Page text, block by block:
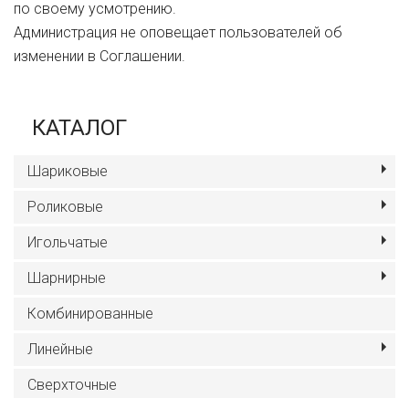
по своему усмотрению.
Администрация не оповещает пользователей об
изменении в Соглашении.
КАТАЛОГ
Шариковые
Роликовые
Игольчатые
Шарнирные
Комбинированные
Линейные
Сверхточные